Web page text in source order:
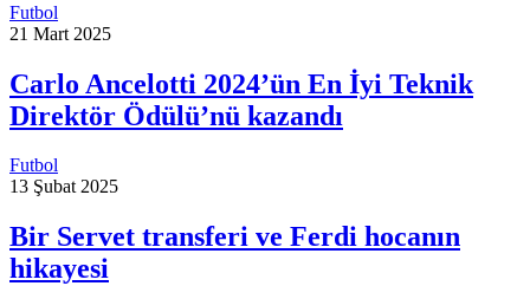
Futbol
21 Mart 2025
Carlo Ancelotti 2024’ün En İyi Teknik
Direktör Ödülü’nü kazandı
Futbol
13 Şubat 2025
Bir Servet transferi ve Ferdi hocanın
hikayesi